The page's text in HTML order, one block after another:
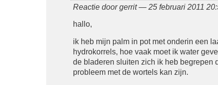
Reactie door gerrit — 25 februari 2011
hallo,
ik heb mijn palm in pot met onderin een
hydrokorrels, hoe vaak moet ik water
de bladeren sluiten zich ik heb begrepen
probleem met de wortels kan zijn.